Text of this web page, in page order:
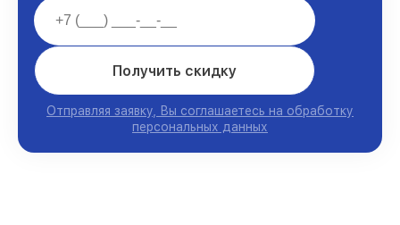
Получить скидку
Отправляя заявку, Вы соглашаетесь на обработку
персональных данных